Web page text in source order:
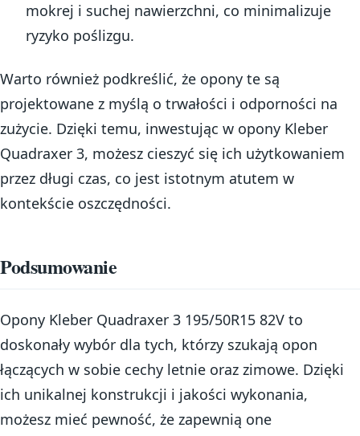
mokrej i suchej nawierzchni, co minimalizuje
ryzyko poślizgu.
Warto również podkreślić, że opony te są
projektowane z myślą o trwałości i odporności na
zużycie. Dzięki temu, inwestując w opony Kleber
Quadraxer 3, możesz cieszyć się ich użytkowaniem
przez długi czas, co jest istotnym atutem w
kontekście oszczędności.
Podsumowanie
Opony Kleber Quadraxer 3 195/50R15 82V to
doskonały wybór dla tych, którzy szukają opon
łączących w sobie cechy letnie oraz zimowe. Dzięki
ich unikalnej konstrukcji i jakości wykonania,
możesz mieć pewność, że zapewnią one